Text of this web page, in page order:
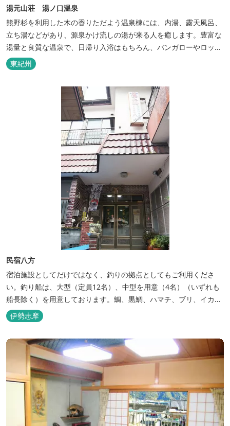
湯元山荘 湯ノ口温泉
熊野杉を利用した木の香りただよう温泉棟には、内湯、露天風呂、
立ち湯などがあり、源泉かけ流しの湯が来る人を癒します。豊富な
湯量と良質な温泉で、日帰り入浴はもちろん、バンガローやロッジ
などの宿泊施設も備えているので、宿泊しながらゆったりと温泉を
楽しむ人も多いです。
東紀州
民宿八方
宿泊施設としてだけではなく、釣りの拠点としてもご利用くださ
い。釣り船は、大型（定員12名）、中型を用意（4名）（いずれも
船長除く）を用意しております。鯛、黒鯛、ハマチ、ブリ、イカ
等、お客様のご要望に合わせた漁場にご案内いたします。当店か
ら、徒歩2分です。
伊勢志摩